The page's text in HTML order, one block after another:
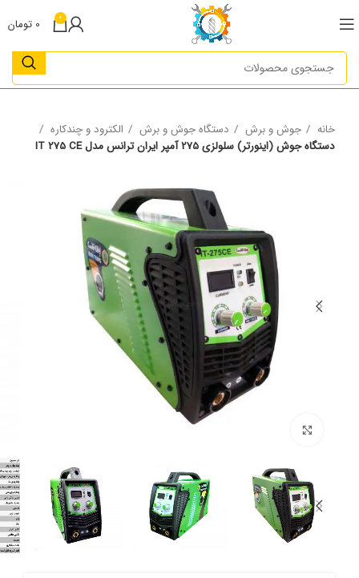
0
0 تومان
خانه جوش و برش دستگاه جوش و برش
الکترود و چندکاره
دستگاه جوش (اینورتر) سلولزی 275 آمپر ایران ترانس مدل IT 275 CE
برای بزرگنمایی کلیک کنید